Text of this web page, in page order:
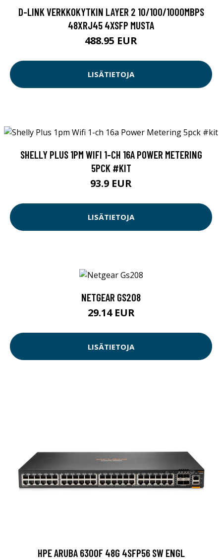
D-LINK VERKKOKYTKIN LAYER 2 10/100/1000MBPS
48XRJ45 4XSFP MUSTA
488.95 EUR
LISÄTIETOJA
SHELLY PLUS 1PM WIFI 1-CH 16A POWER METERING
5PCK #KIT
93.9 EUR
LISÄTIETOJA
NETGEAR GS208
29.14 EUR
LISÄTIETOJA
HPE ARUBA 6300F 48G 4SFP56 SW ENGL